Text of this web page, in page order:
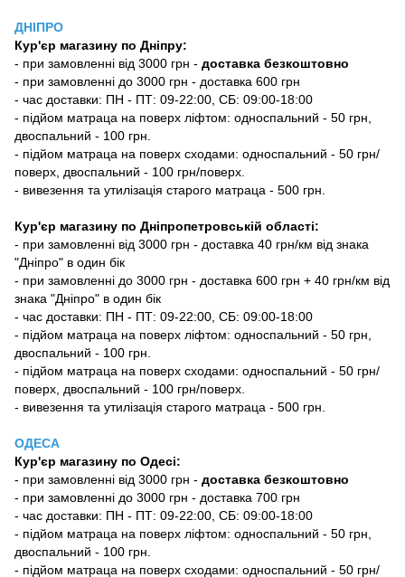
ДНІПРО
Кур'єр магазину по Дніпру:
- при замовленні від 3000 грн - доставка безкоштовно
- при замовленні до 3000 грн - доставка 600 грн
- час доставки: ПН - ПТ: 09-22:00, СБ: 09:00-18:00
- підйом матраца на поверх ліфтом: односпальний - 50 грн,
двоспальний - 100 грн.
- підйом матраца на поверх сходами: односпальний - 50 грн/
поверх, двоспальний - 100 грн/поверх.
- вивезення та утилізація старого матраца - 500 грн.
Кур'єр магазину по Дніпропетровській області:
- при замовленні від 3000 грн - доставка 40 грн/км від знака
"Дніпро" в один бік
- при замовленні до 3000 грн - доставка 600 грн + 40 грн/км від
знака "Дніпро" в один бік
- час доставки: ПН - ПТ: 09-22:00, СБ: 09:00-18:00
- підйом матраца на поверх ліфтом: односпальний - 50 грн,
двоспальний - 100 грн.
- підйом матраца на поверх сходами: односпальний - 50 грн/
поверх, двоспальний - 100 грн/поверх.
- вивезення та утилізація старого матраца - 500 грн.
ОДЕСА
Кур'єр магазину по Одесі:
- при замовленні від 3000 грн - доставка безкоштовно
- при замовленні до 3000 грн - доставка 700 грн
- час доставки: ПН - ПТ: 09-22:00, СБ: 09:00-18:00
- підйом матраца на поверх ліфтом: односпальний - 50 грн,
двоспальний - 100 грн.
- підйом матраца на поверх сходами: односпальний - 50 грн/